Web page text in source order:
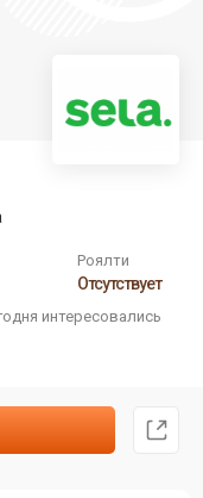
Роялти
Отсутствует
интересовались